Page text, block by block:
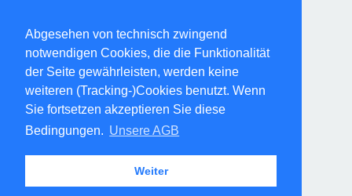
Abgesehen von technisch zwingend
notwendigen Cookies, die die Funktionalität
der Seite gewährleisten, werden keine
weiteren (Tracking-)Cookies benutzt. Wenn
Sie fortsetzen akzeptieren Sie diese
Bedingungen. Unsere AGB
Weiter